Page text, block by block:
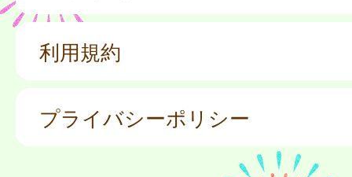
利用規約
プライバシーポリシー